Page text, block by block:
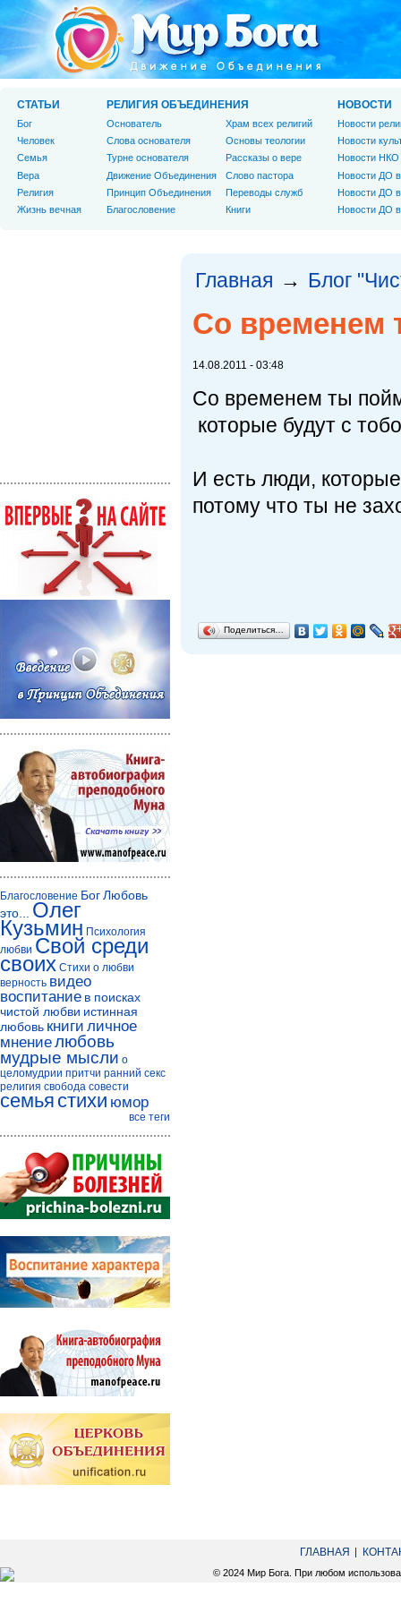
Главная → Блог
Со временем
14.08.2011 - 03:48
Со временем ты
которые будут с
И есть люди,
потому что ты не
Поделиться…
СТАТЬИ
Бог
Человек
Cемья
Вера
Религия
Жизнь вечная
РЕЛИГИЯ ОБЪЕДИНЕНИЯ
Основатель
Слова основателя
Турне основателя
Движение Объединения
Принцип Объединения
Благословение
Храм всех религий
Основы теологии
Рассказы о вере
Слово пастора
Переводы служб
Книги
НОВОСТИ
Новости
Новости
Новости НКО
Новости ДО
Новости ДО
Новости ДО
Благословение БогЛюбовь
это...
Олег
Кузьмин Психология
любви Свой среди
своих Стихи о любви
верность видео
воспитание в поисках
чистой любви истинная
любовь книги личное
мнениелюбовь
мудрые мысли о
целомудрии притчи ранний секс
религия свобода совести
семья стихи юмор
все теги
ГЛАВНАЯ
© 2024 Мир Бога. При любом